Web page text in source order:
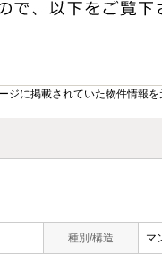
に掲載されていた物件情報を
種別/構造 マ